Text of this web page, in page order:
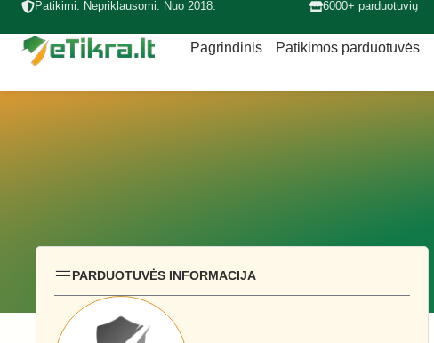
Patikimi. Nepriklausomi. Nuo 2018. 6000+ parduotuvių
Pagrindinis Patikimos parduotuvės
PARDUOTUVĖS INFORMACIJA